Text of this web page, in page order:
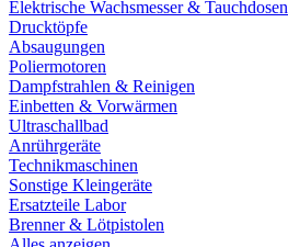
Elektrische Wachsmesser & Tauchdosen
Drucktöpfe
Absaugungen
Poliermotoren
Dampfstrahlen & Reinigen
Einbetten & Vorwärmen
Ultraschallbad
Anrührgeräte
Technikmaschinen
Sonstige Kleingeräte
Ersatzteile Labor
Brenner & Lötpistolen